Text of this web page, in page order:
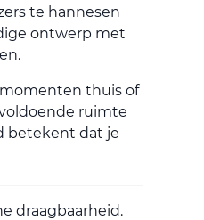
te hannesen
ontwerp met
momenten thuis of
ruimte
betekent dat je
draagbaarheid.